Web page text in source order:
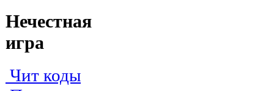
Нечестная
игра
Чит коды